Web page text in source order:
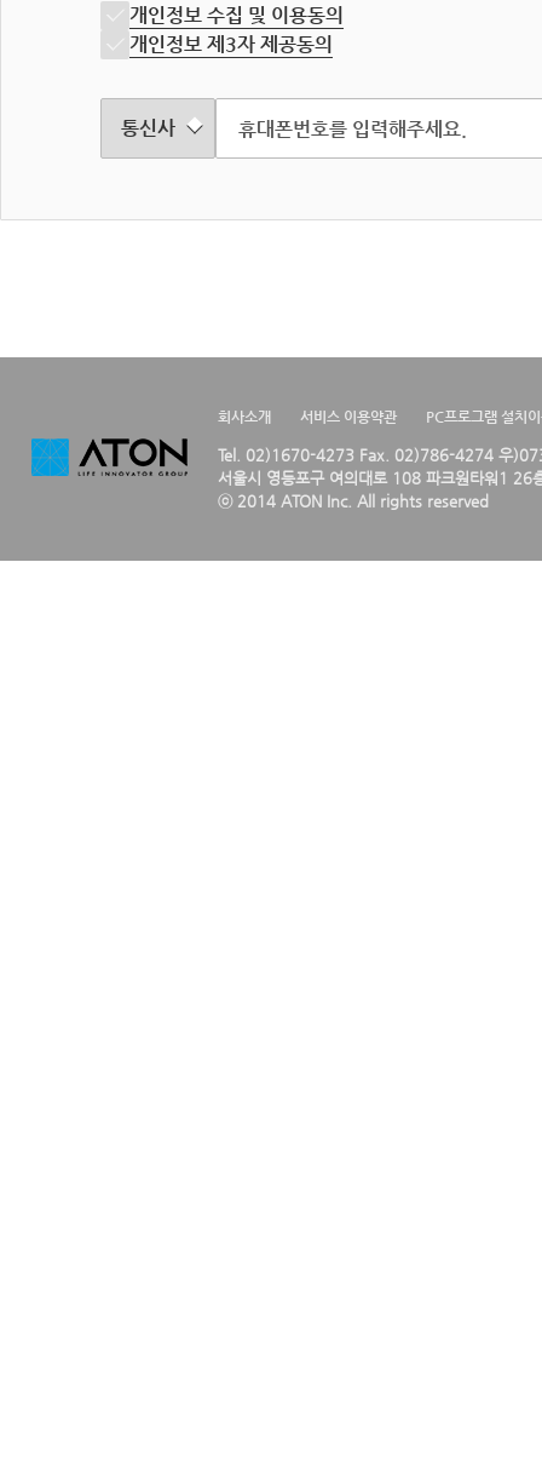
개인정보 수집 및 이용동의
개인정보 제3자 제공동의
회사소개 서비스 이용약관 PC프로그램 설치
Tel. 02)1670-4273 Fax. 02)786-4274 우
서울시 영등포구 여의대로 108 파크원타워1 26
ⓒ 2014 ATON Inc. All rights reserved